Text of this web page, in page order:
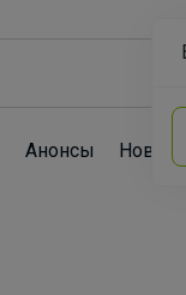
Анонсы Новости